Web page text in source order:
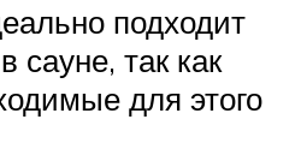
подходит
сауне, так как
для этого